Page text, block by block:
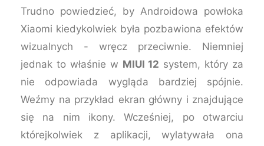
Trudno powiedzieć, by Androidowa powłoka
Xiaomi kiedykolwiek była pozbawiona efektów
wizualnych - wręcz przeciwnie. Niemniej
jednak to właśnie w MIUI 12 system, który za
nie odpowiada wygląda bardziej spójnie.
Weźmy na przykład ekran główny i znajdujące
się na nim ikony. Wcześniej, po otwarciu
którejkolwiek z aplikacji, wylatywała ona